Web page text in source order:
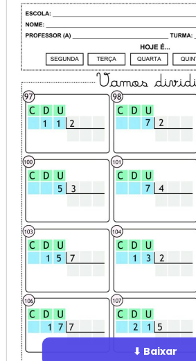
⬇ Baixar